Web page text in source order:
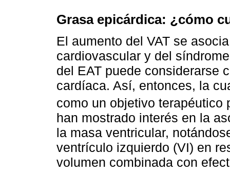
Grasa epicárdica: ¿cómo
El aumento del VAT se
cardiovascular y del
del EAT puede considerarse
cardíaca. Así, entonces, la
como un objetivo terapéutico
han mostrado interés en la
la masa ventricular,
ventrículo izquierdo (VI) en
volumen combinada con